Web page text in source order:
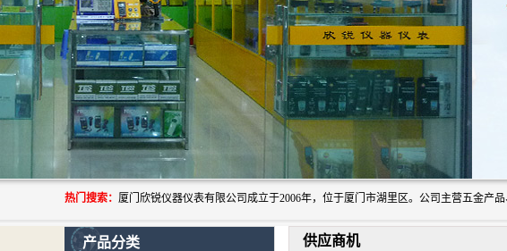
热门搜索：
产品分类 供应商机